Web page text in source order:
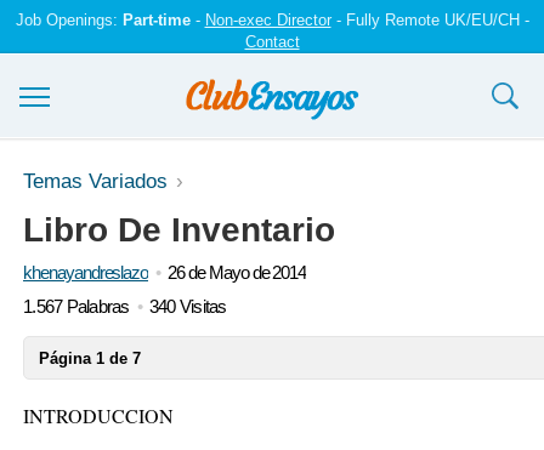
Job Openings: Part-time- Non-exec Director- Fully Remote UK/EU/CH -
Contact
Ensayos y trabajos
Registrarse
Iniciar sesión
Temas Variados
Libro De Inventario
khenayandreslazo
26 de Mayo de 2014
1.567 Palabras
340 Visitas
Página 1 de 7
INTRODUCCION